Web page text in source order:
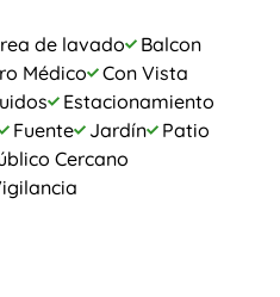
de lavado
Balcon
Médico
Con Vista
Estacionamiento
Fuente Jardín
Patio
Cercano